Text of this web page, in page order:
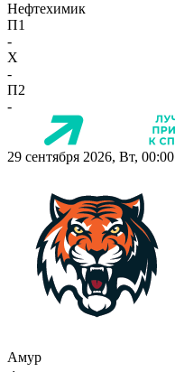
Нефтехимик
П1
-
X
-
П2
-
29 сентября 2026, Вт, 00:00
Амур